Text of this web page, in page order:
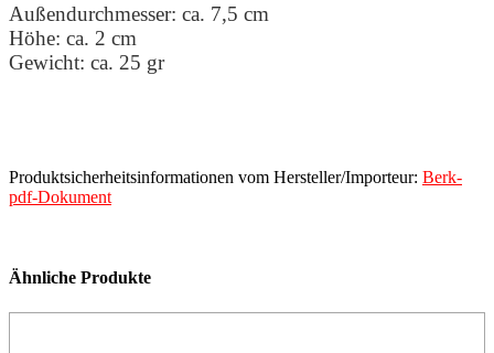
Außendurchmesser: ca. 7,5 cm
Höhe: ca. 2 cm
Gewicht: ca. 25 gr
Produktsicherheitsinformationen vom Hersteller/Importeur: Berk-
pdf-Dokument
Ähnliche Produkte